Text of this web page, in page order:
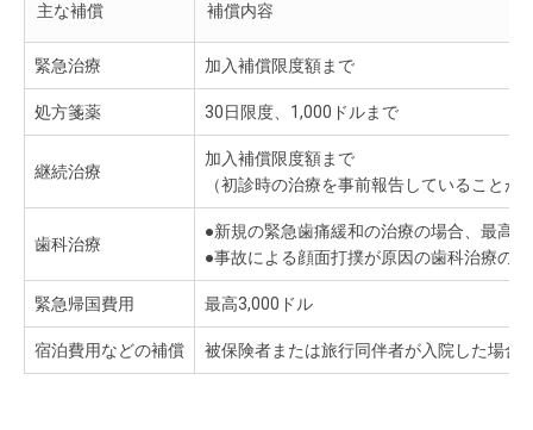
主な補償 補償内容
緊急治療 加入補償限度額まで
処方箋薬 30日限度、1,000ドルまで
継続治療
加入補償限度額まで
（初診時の治療を事前報告していることが
歯科治療
●新規の緊急歯痛緩和の治療の場合、最高
●事故による顔面打撲が原因の歯科治療の
緊急帰国費用 最高3,000ドル
宿泊費用などの補償 被保険者または旅行同伴者が入院した場合